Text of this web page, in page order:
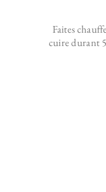
Faites
cuire durant